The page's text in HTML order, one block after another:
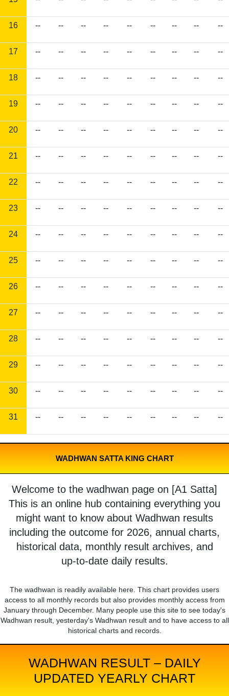
16 -- -- -- -- -- -- -- -- --
17 -- -- -- -- -- -- -- -- --
18 -- -- -- -- -- -- -- -- --
19 -- -- -- -- -- -- -- -- --
20 -- -- -- -- -- -- -- -- --
21 -- -- -- -- -- -- -- -- --
22 -- -- -- -- -- -- -- -- --
23 -- -- -- -- -- -- -- -- --
24 -- -- -- -- -- -- -- -- --
25 -- -- -- -- -- -- -- -- --
26 -- -- -- -- -- -- -- -- --
27 -- -- -- -- -- -- -- -- --
28 -- -- -- -- -- -- -- -- --
29 -- -- -- -- -- -- -- -- --
30 -- -- -- -- -- -- -- -- --
31 -- -- -- -- -- -- -- -- --
WADHWAN SATTA KING CHART
Welcome to the wadhwan page on [A1 Satta]
This is an online hub containing everything you
might want to know about Wadhwan results
including the outcome for 2026, annual charts,
historical data, monthly result archives, and
up-to-date daily results.
The wadhwan is readily available here. This chart provides users
access to all monthly records but also provides monthly access from
January through December. Many people use this site to see today's
Wadhwan result, yesterday's Wadhwan result and to have access to all
historical charts and records.
WADHWAN RESULT – DAILY
UPDATED YEARLY CHART